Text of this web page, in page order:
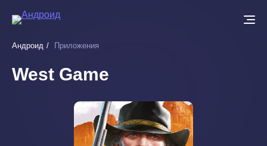
основному
Андроид Приложения
West Game